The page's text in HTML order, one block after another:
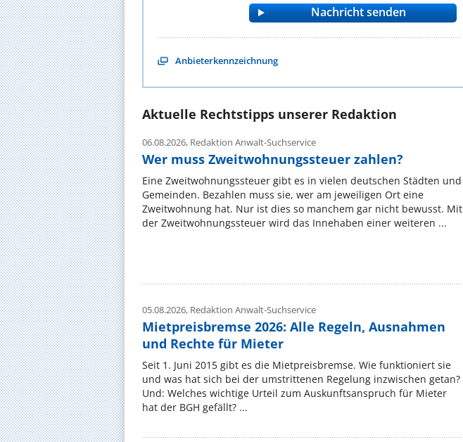
Anbieterkennzeichnung
Aktuelle Rechtstipps unserer Redaktion
06.08.2026, Redaktion Anwalt-Suchservice
Wer muss Zweitwohnungssteuer zahlen?
Eine Zweitwohnungssteuer gibt es in vielen deutschen Städten und
Gemeinden. Bezahlen muss sie, wer am jeweiligen Ort eine
Zweitwohnung hat. Nur ist dies so manchem gar nicht bewusst. Mit
der Zweitwohnungssteuer wird das Innehaben einer weiteren ...
05.08.2026, Redaktion Anwalt-Suchservice
Mietpreisbremse 2026: Alle Regeln, Ausnahmen
und Rechte für Mieter
Seit 1. Juni 2015 gibt es die Mietpreisbremse. Wie funktioniert sie
und was hat sich bei der umstrittenen Regelung inzwischen getan?
Und: Welches wichtige Urteil zum Auskunftsanspruch für Mieter
hat der BGH gefällt? ...